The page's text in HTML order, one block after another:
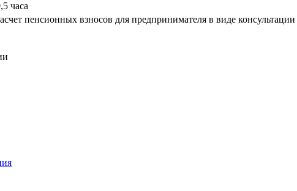
часа
пенсионных взносов для предпринимателя в виде консультации